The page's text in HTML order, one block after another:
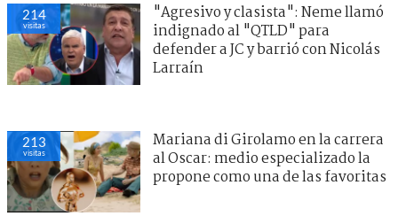
214
visitas
"Agresivo y clasista": Neme llamó
indignado al "QTLD" para
defender a JC y barrió con Nicolás
Larraín
213
visitas
Mariana di Girolamo en la carrera
al Oscar: medio especializado la
propone como una de las favoritas